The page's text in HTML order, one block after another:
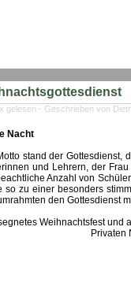
gelesen - Geschrieben von
Nacht
stand der
und Lehrern, der
Anzahl von
so zu einer besonders
den Gottesdienst
Weihnachtsfest und
Privaten